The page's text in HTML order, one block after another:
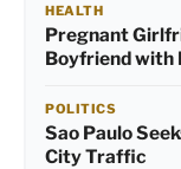
HEALTH
Pregnant
Boyfriend with
POLITICS
Sao Paulo
City Traffic